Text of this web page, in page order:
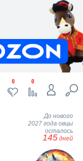
0 0
До нового
2027 года овцы
осталось
145 дней